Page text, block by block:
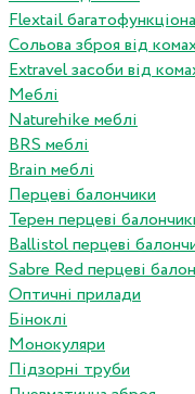
Flextail
Сольова зброя від
Extravel засоби від
Меблі
Naturehike меблі
BRS меблі
Brain меблі
Перцеві балончики
Терен перцеві
Ballistol перцеві
Sabre Red перцеві
Оптичні прилади
Біноклі
Монокуляри
Підзорні труби